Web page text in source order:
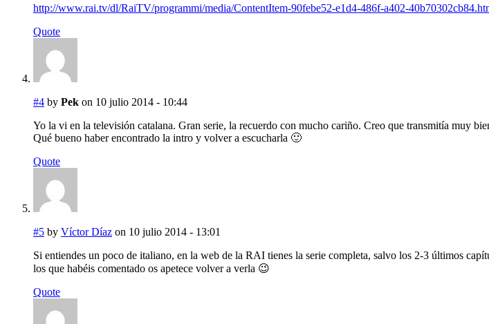
http://www.rai.tv/dl/RaiTV/programmi/media/ContentItem-90febe52-e1d4-486f-a402-
Quote
#4 by Pek on 10 julio 2014 - 10:44
Yo la vi en la televisión catalana. Gran serie, la recuerdo con mucho cariño. Creo que transmitía muy
Qué bueno haber encontrado la intro y volver a escucharla 🙂
Quote
#5 by Víctor Díaz on 10 julio 2014 - 13:01
Si entiendes un poco de italiano, en la web de la RAI tienes la serie completa, salvo los 2-3 últimos
los que habéis comentado os apetece volver a verla 😉
Quote